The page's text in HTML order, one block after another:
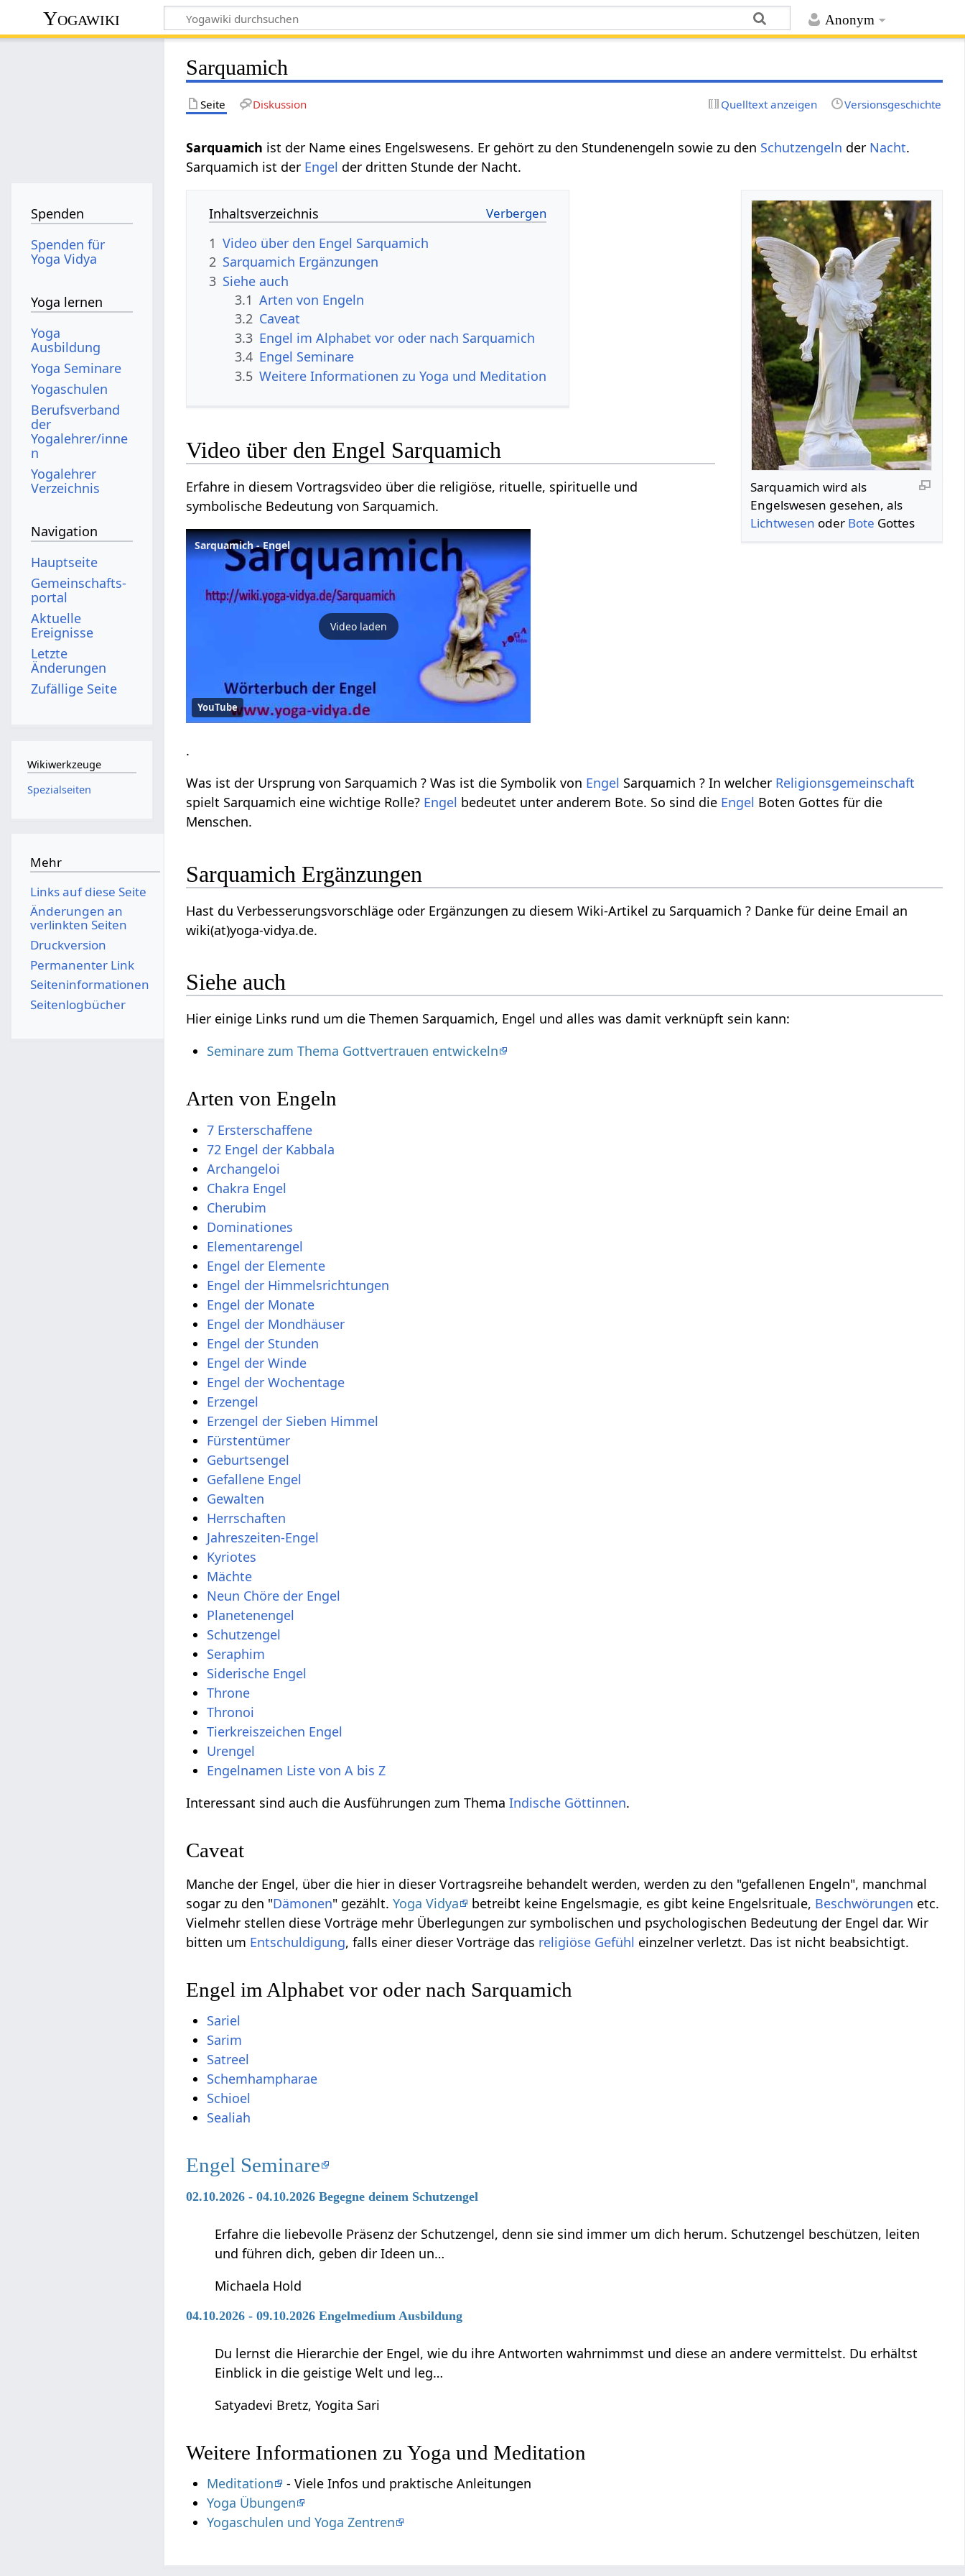
Anonym
Yogawiki
Sarquamich
Seite Diskussion Quelltext anzeigen Versionsgeschichte
Sarquamich ist der Name eines Engelswesens. Er gehört zu den Stundenengeln sowie zu den Schutzengeln der Nacht.
Sarquamich ist der Engel der dritten Stunde der Nacht.
Sarquamich wird als
Engelswesen gesehen, als
Lichtwesen oder Bote Gottes
Inhaltsverzeichnis
1 Video über den Engel Sarquamich
2 Sarquamich Ergänzungen
3 Siehe auch
3.1 Arten von Engeln
3.2 Caveat
3.3 Engel im Alphabet vor oder nach Sarquamich
3.4 Engel Seminare
3.5 Weitere Informationen zu Yoga und Meditation
Video über den Engel Sarquamich
Erfahre in diesem Vortragsvideo über die religiöse, rituelle, spirituelle und
symbolische Bedeutung von Sarquamich.
Sarquamich - Engel
Video laden
YouTube
.
Was ist der Ursprung von Sarquamich ? Was ist die Symbolik von Engel Sarquamich ? In welcher Religionsgemeinschaft
spielt Sarquamich eine wichtige Rolle? Engel bedeutet unter anderem Bote. So sind die Engel Boten Gottes für die
Menschen.
Sarquamich Ergänzungen
Hast du Verbesserungsvorschläge oder Ergänzungen zu diesem Wiki-Artikel zu Sarquamich ? Danke für deine Email an
wiki(at)yoga-vidya.de.
Siehe auch
Hier einige Links rund um die Themen Sarquamich, Engel und alles was damit verknüpft sein kann:
Seminare zum Thema Gottvertrauen entwickeln
Arten von Engeln
7 Ersterschaffene
72 Engel der Kabbala
Archangeloi
Chakra Engel
Cherubim
Dominationes
Elementarengel
Engel der Elemente
Engel der Himmelsrichtungen
Engel der Monate
Engel der Mondhäuser
Engel der Stunden
Engel der Winde
Engel der Wochentage
Erzengel
Erzengel der Sieben Himmel
Fürstentümer
Geburtsengel
Gefallene Engel
Gewalten
Herrschaften
Jahreszeiten-Engel
Kyriotes
Mächte
Neun Chöre der Engel
Planetenengel
Schutzengel
Seraphim
Siderische Engel
Throne
Thronoi
Tierkreiszeichen Engel
Urengel
Engelnamen Liste von A bis Z
Interessant sind auch die Ausführungen zum ThemaIndische Göttinnen.
Caveat
Manche der Engel, über die hier in dieser Vortragsreihe behandelt werden, werden zu den "gefallenen Engeln", manchmal
sogar zu den "Dämonen" gezählt.Yoga Vidya betreibt keine Engelsmagie, es gibt keine Engelsrituale, Beschwörungen etc.
Vielmehr stellen diese Vorträge mehr Überlegungen zur symbolischen und psychologischen Bedeutung der Engel dar. Wir
bitten um Entschuldigung, falls einer dieser Vorträge das religiöse Gefühl einzelner verletzt. Das ist nicht beabsichtigt.
Engel im Alphabet vor oder nach Sarquamich
Sariel
Sarim
Satreel
Schemhampharae
Schioel
Sealiah
Engel Seminare
02.10.2026 - 04.10.2026 Begegne deinem Schutzengel
Erfahre die liebevolle Präsenz der Schutzengel, denn sie sind immer um dich herum. Schutzengel beschützen, leiten
und führen dich, geben dir Ideen un…
Michaela Hold
04.10.2026 - 09.10.2026 Engelmedium Ausbildung
Du lernst die Hierarchie der Engel, wie du ihre Antworten wahrnimmst und diese an andere vermittelst. Du erhältst
Einblick in die geistige Welt und leg…
Satyadevi Bretz, Yogita Sari
Weitere Informationen zu Yoga und Meditation
Meditation
- Viele Infos und praktische Anleitungen
Yoga Übungen
Yogaschulen und Yoga Zentren
Spenden
Spenden für
Yoga Vidya
Yoga lernen
Yoga
Ausbildung
Yoga Seminare
Yogaschulen
Berufsverband
der
Yogalehrer/inne
n
Yogalehrer
Verzeichnis
Navigation
Hauptseite
Gemeinschafts­
portal
Aktuelle
Ereignisse
Letzte
Änderungen
Zufällige Seite
Wikiwerkzeuge
Spezialseiten
Mehr
Links auf diese Seite
Änderungen an
verlinkten Seiten
Druckversion
Permanenter Link
Seiten­­informationen
Seitenlogbücher